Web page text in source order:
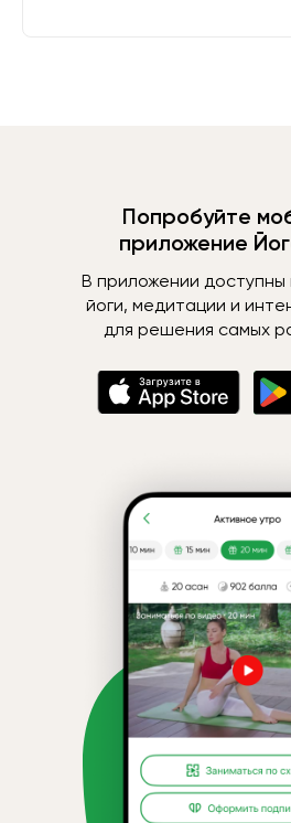
Попробуйте
приложение
В приложении доступны
йоги, медитации и
для решения самых